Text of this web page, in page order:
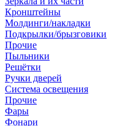
Кронштейны
Молдинги/накладки
Подкрылки/брызговики
Прочие
Пыльники
Решётки
Ручки дверей
Система освещения
Прочие
Фары
Фонари